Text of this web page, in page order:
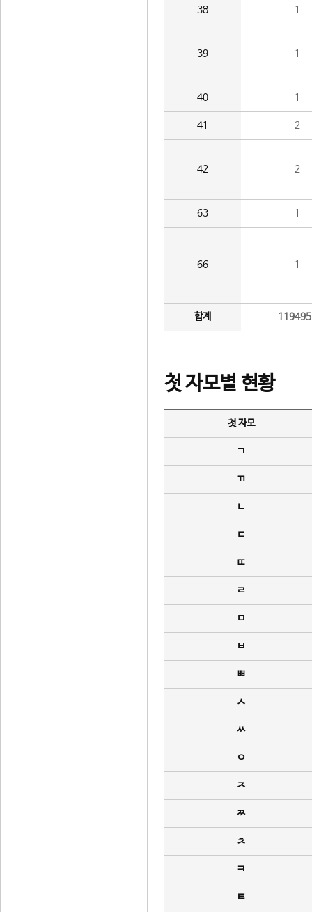
38 1
39 1
40 1
41 2
42 2
63 1
66 1
합계
첫 자모별 현황
첫 자모
ㄱ
ㄲ
ㄴ
ㄷ
ㄸ
ㄹ
ㅁ
ㅂ
ㅃ
ㅅ
ㅆ
ㅇ
ㅈ
ㅉ
ㅊ
ㅋ
ㅌ